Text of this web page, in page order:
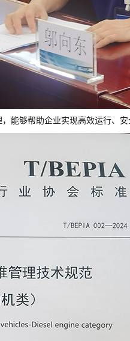
能够帮助企业实现高效运行、